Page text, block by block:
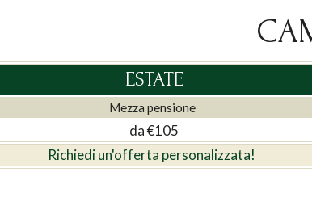
ESTATE
Mezza pensione
da €105
Richiedi un'offerta personalizzata!